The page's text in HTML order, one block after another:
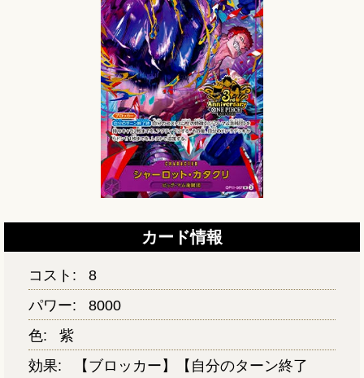
カード情報
コスト:
8
パワー:
8000
色:
紫
効果:
【ブロッカー】【自分のターン終了